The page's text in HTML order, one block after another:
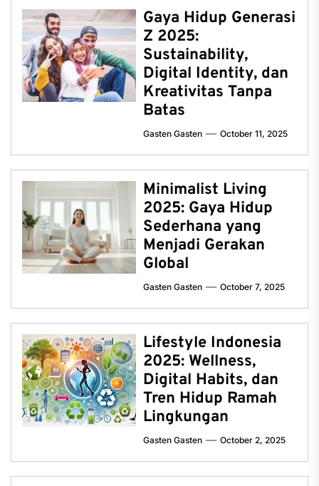
Gaya Hidup Generasi
Z 2025:
Sustainability,
Digital Identity, dan
Kreativitas Tanpa
Batas
Gasten Gasten October 11, 2025
Minimalist Living
2025: Gaya Hidup
Sederhana yang
Menjadi Gerakan
Global
Gasten Gasten October 7, 2025
Lifestyle Indonesia
2025: Wellness,
Digital Habits, dan
Tren Hidup Ramah
Lingkungan
Gasten Gasten October 2, 2025